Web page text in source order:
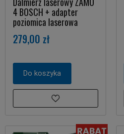
4 BOSCH + adapter
poziomica laserowa
279,00 zł
Do koszyka